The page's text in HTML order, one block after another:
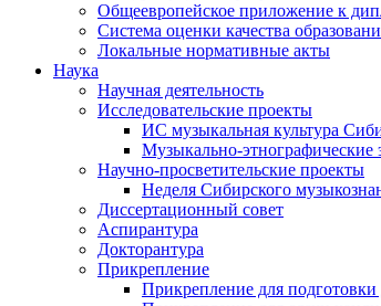
Общеевропейское приложение к
Система оценки качества
Локальные нормативные акты
Наука
Научная деятельность
Исследовательские проекты
ИС музыкальная культура
Музыкально-этнографические
Научно-просветительские проекты
Неделя Сибирского
Диссертационный совет
Аспирантура
Докторантура
Прикрепление
Прикрепление для подготовки